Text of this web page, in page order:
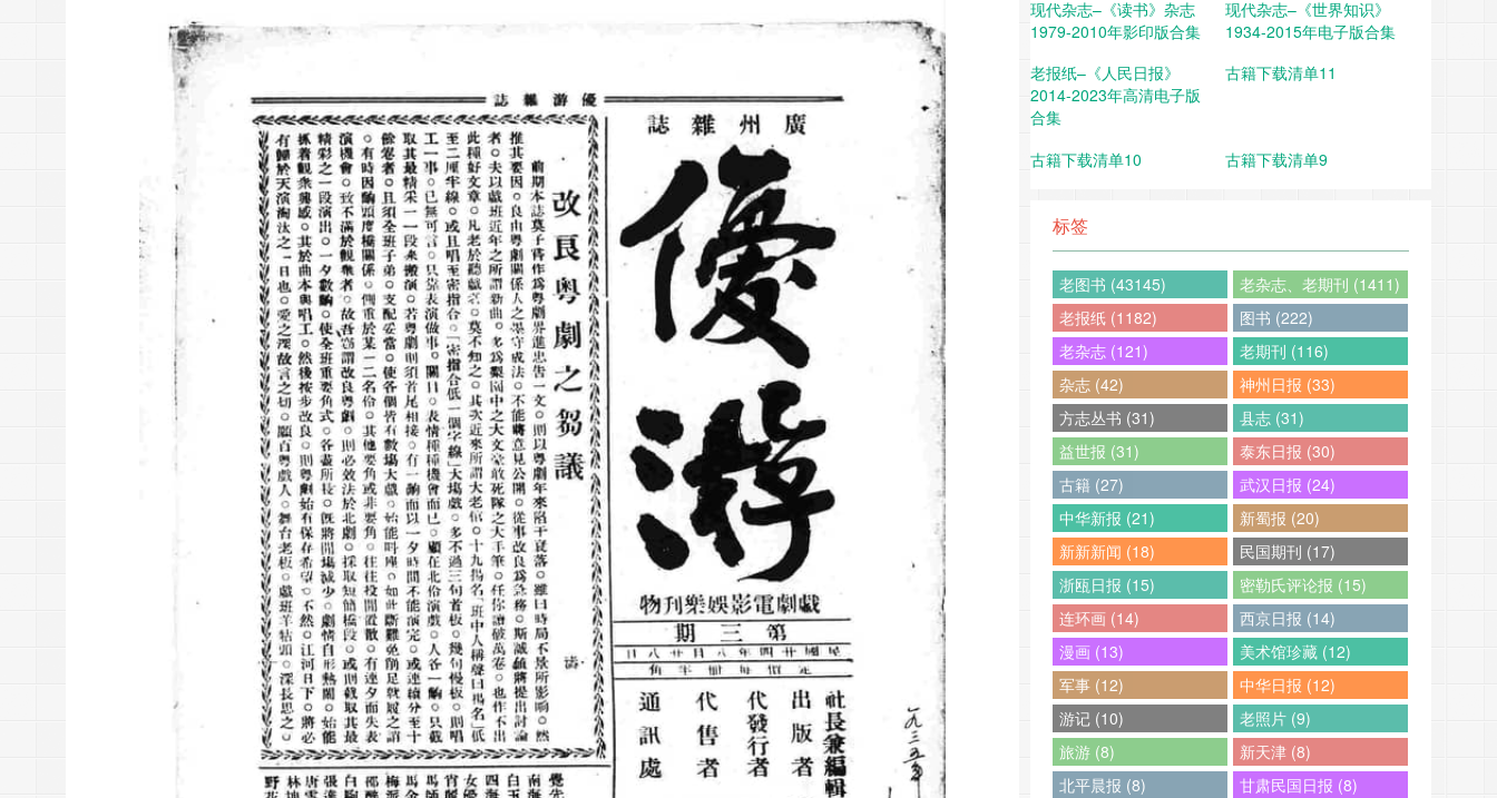
现代杂志–《读书》杂志
1979-2010年影印版合集
现代杂志–《世界知识》
1934-2015年电子版合集
老报纸–《人民日报》
2014-2023年高清电子版
合集
古籍下载清单11
古籍下载清单10 古籍下载清单9
标签
老图书 (43145)
老杂志、老期刊 (1411)
老报纸 (1182)
图书 (222)
老杂志 (121)
老期刊 (116)
杂志 (42)
神州日报 (33)
方志丛书 (31)
县志 (31)
益世报 (31)
泰东日报 (30)
古籍 (27)
武汉日报 (24)
中华新报 (21)
新蜀报 (20)
新新新闻 (18)
民国期刊 (17)
浙瓯日报 (15)
密勒氏评论报 (15)
连环画 (14)
西京日报 (14)
漫画 (13)
美术馆珍藏 (12)
军事 (12)
中华日报 (12)
游记 (10)
老照片 (9)
旅游 (8)
新天津 (8)
北平晨报 (8)
甘肃民国日报 (8)